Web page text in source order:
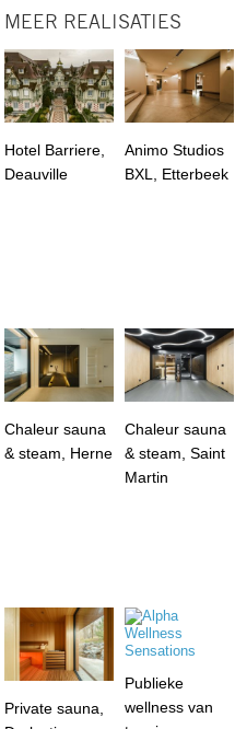
MEER REALISATIES
Hotel Barriere,
Deauville
Animo Studios
BXL, Etterbeek
Chaleur sauna
& steam, Herne
Chaleur sauna
& steam, Saint
Martin
Private sauna,
Publieke
wellness van